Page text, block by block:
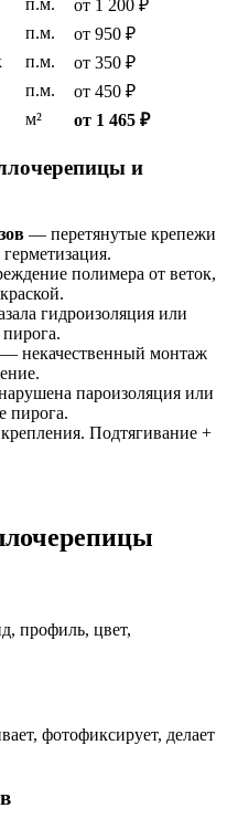
п.м.
от 1 200 ₽
п.м.
от 950 ₽
п.м.
от 350 ₽
п.м.
от 450 ₽
м² от 1 465 ₽
и
— перетянутые крепежи
полимера от веток,
гидроизоляция или
— некачественный монтаж
пароизоляция или
пирога.
Подтягивание +
профиль, цвет,
фотофиксирует, делает